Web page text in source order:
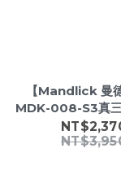
【Mandlick 曼
MDK-008-S3真
藍寶石水晶玻璃
年電池石英